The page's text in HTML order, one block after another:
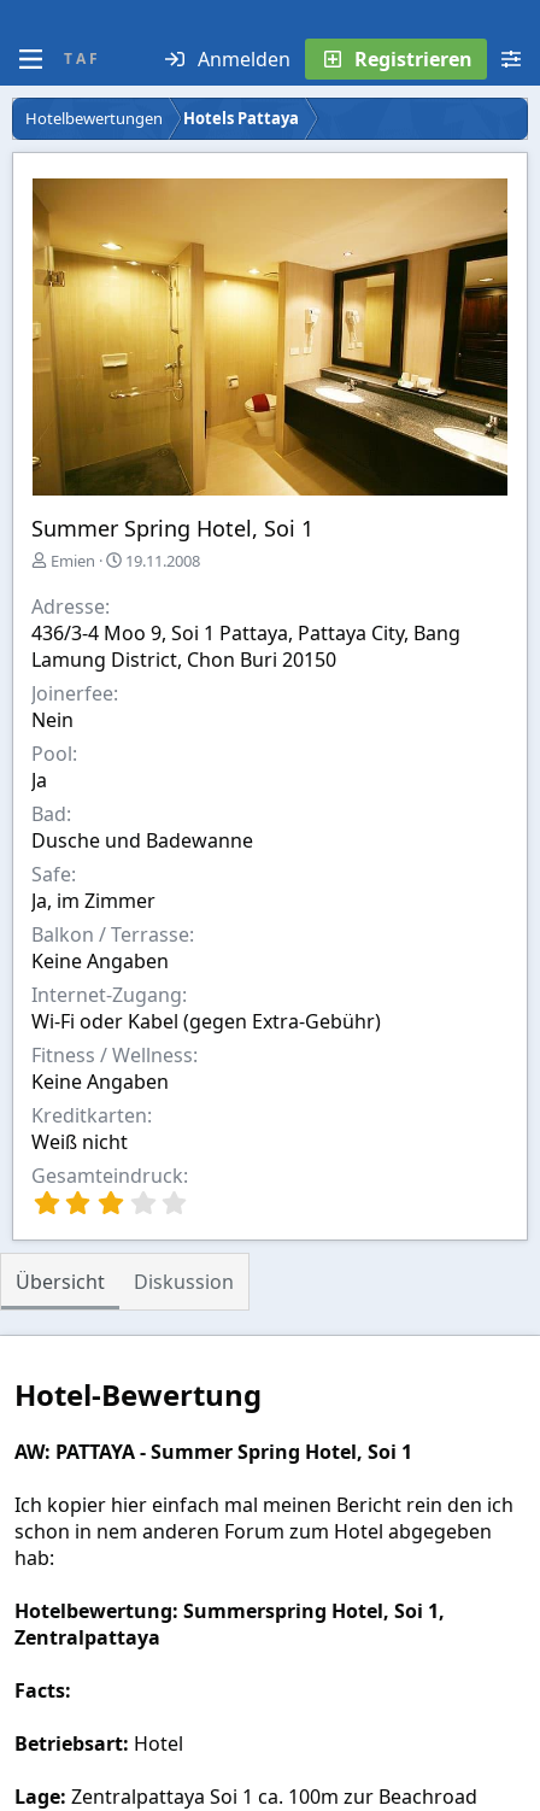
T A F Anmelden Registrieren
Hotelbewertungen Hotels Pattaya
Summer Spring Hotel, Soi 1
E
s
t
e
l
l
t
v
o
Emien
A
w
a
h
19.11.2008
Adresse
436/3-4 Moo 9, Soi 1 Pattaya, Pattaya City, Bang
Lamung District, Chon Buri 20150
Joinerfee
Nein
Pool
Ja
Bad
Dusche und Badewanne
Safe
Ja, im Zimmer
Balkon / Terrasse
Keine Angaben
Internet-Zugang
Wi-Fi oder Kabel (gegen Extra-Gebühr)
Fitness / Wellness
Keine Angaben
Kreditkarten
Weiß nicht
Gesamteindruck
0
0
S
t
e
n
(
)
Übersicht Diskussion
Hotel-Bewertung
AW: PATTAYA - Summer Spring Hotel, Soi 1
Ich kopier hier einfach mal meinen Bericht rein den ich
schon in nem anderen Forum zum Hotel abgegeben
hab:
Hotelbewertung: Summerspring Hotel, Soi 1,
Zentralpattaya
Facts:
Betriebsart: Hotel
Lage: Zentralpattaya Soi 1 ca. 100m zur Beachroad